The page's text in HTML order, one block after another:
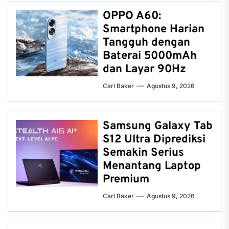
OPPO A60:
Smartphone Harian
Tangguh dengan
Baterai 5000mAh
dan Layar 90Hz
Carl Baker Agustus 9, 2026
Samsung Galaxy Tab
S12 Ultra Diprediksi
Semakin Serius
Menantang Laptop
Premium
Carl Baker Agustus 9, 2026